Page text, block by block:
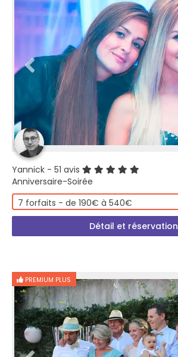
Yannick - 51 avis
Anniversaire-Soirée
7 forfaits - de 190€ à 540€
Détail et réservation
PREMIUM PLUS